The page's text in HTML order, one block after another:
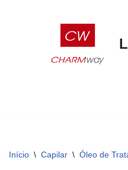
Início \ Capilar \ Óleo de
Faça seu pedido